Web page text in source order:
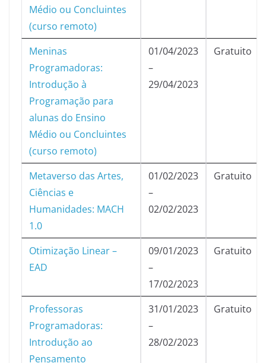
Médio ou Concluintes
(curso remoto)
Meninas
Programadoras:
Introdução à
Programação para
alunas do Ensino
Médio ou Concluintes
(curso remoto)
01/04/2023
–
29/04/2023
Gratuito
Metaverso das Artes,
Ciências e
Humanidades: MACH
1.0
01/02/2023
–
02/02/2023
Gratuito
Otimização Linear –
EAD
09/01/2023
–
17/02/2023
Gratuito
Professoras
Programadoras:
Introdução ao
Pensamento
31/01/2023
–
28/02/2023
Gratuito